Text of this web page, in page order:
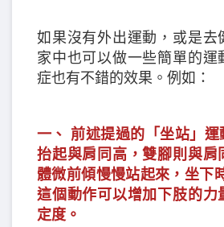
如果沒有外出運動，或是去
家中也可以做一些簡單的運
症也有不錯的效果。例如：
一、 前述提過的「坐站」運
抬起與肩同高，雙腳則與肩
體微前傾慢慢站起來，坐下
這個動作可以增加下肢的力
定度。